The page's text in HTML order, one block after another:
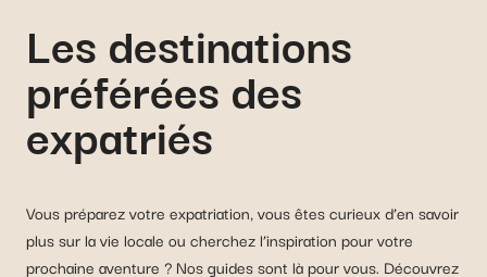
Les destinations
préférées des
expatriés
Vous préparez votre expatriation, vous êtes curieux d’en savoir
plus sur la vie locale ou cherchez l’inspiration pour votre
prochaine aventure ? Nos guides sont là pour vous. Découvrez